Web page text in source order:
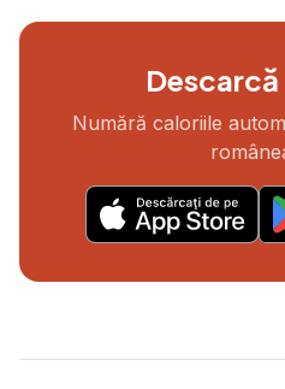
Numără caloriile